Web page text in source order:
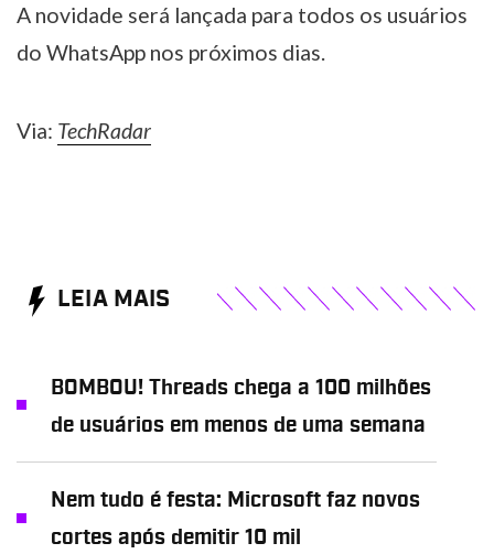
A novidade será lançada para todos os usuários
do WhatsApp nos próximos dias.
Via: TechRadar
LEIA MAIS
BOMBOU! Threads chega a 100 milhões
de usuários em menos de uma semana
Nem tudo é festa: Microsoft faz novos
cortes após demitir 10 mil